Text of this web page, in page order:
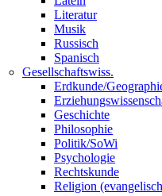
Literatur
Musik
Russisch
Spanisch
Gesellschaftswiss.
Erdkunde/
Geschichte
Philosophie
Politik/SoWi
Psychologie
Rechtskunde
Religion